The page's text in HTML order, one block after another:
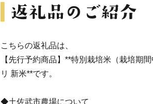
こちらの返礼品は、
【先行予約商品】**特別栽培米（栽培期
リ 新米**です。
◆土佐武市農場について